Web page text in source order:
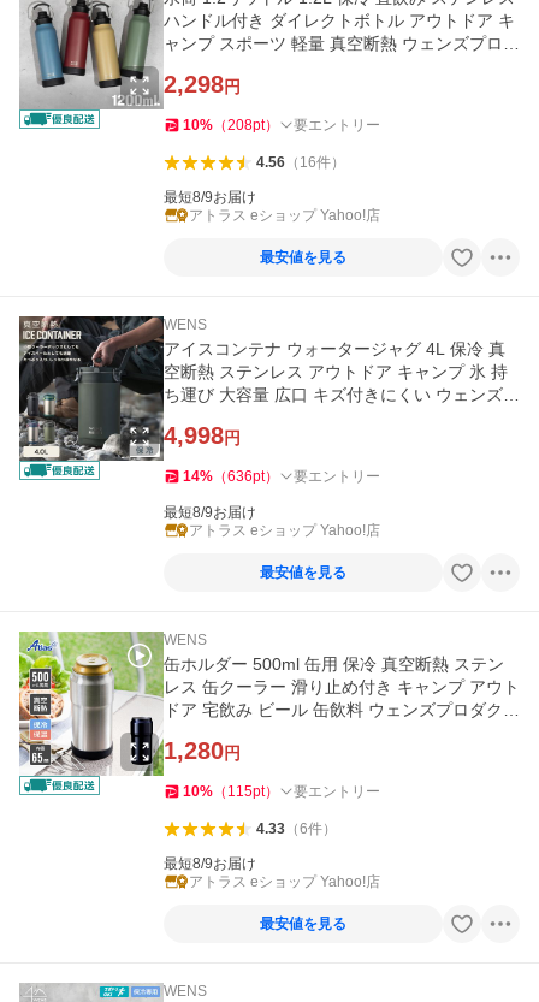
ハンドル付き ダイレクトボトル アウトドア キ
ャンプ スポーツ 軽量 真空断熱 ウェンズプロダ
2,298円
10% （208pt） 要エントリー
4.56（ 16件）
最短8/9お届け
アトラス eショップ Yahoo!店
最安値を見る
WENS
アイスコンテナ ウォータージャグ 4L 保冷 真
空断熱 ステンレス アウトドア キャンプ 氷 持
ち運び 大容量 広口 キズ付きにくい ウェンズプ
4,998円
14% （636pt） 要エントリー
最短8/9お届け
アトラス eショップ Yahoo!店
最安値を見る
WENS
缶ホルダー 500ml 缶用 保冷 真空断熱 ステン
レス 缶クーラー 滑り止め付き キャンプ アウト
ドア 宅飲み ビール 缶飲料 ウェンズプロダクツ
1,280円
10% （ 115pt） 要エントリー
4.33（6件）
最短8/9お届け
アトラス eショップ Yahoo!店
最安値を見る
WENS